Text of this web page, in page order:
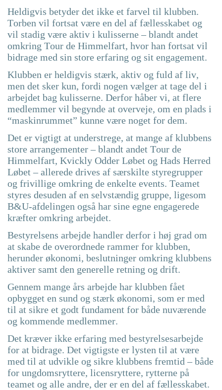
Heldigvis betyder det ikke et farvel til klubben.
Torben vil fortsat være en del af fællesskabet og
vil stadig være aktiv i kulisserne – blandt andet
omkring Tour de Himmelfart, hvor han fortsat vil
bidrage med sin store erfaring og sit engagement.
Klubben er heldigvis stærk, aktiv og fuld af liv,
men det sker kun, fordi nogen vælger at tage del i
arbejdet bag kulisserne. Derfor håber vi, at flere
medlemmer vil begynde at overveje, om en plads i
“maskinrummet” kunne være noget for dem.
Det er vigtigt at understrege, at mange af klubbens
store arrangementer – blandt andet Tour de
Himmelfart, Kvickly Odder Løbet og Hads Herred
Løbet – allerede drives af særskilte styregrupper
og frivillige omkring de enkelte events. Teamet
styres desuden af en selvstændig gruppe, ligesom
B&U-afdelingen også har sine egne engagerede
kræfter omkring arbejdet.
Bestyrelsens arbejde handler derfor i høj grad om
at skabe de overordnede rammer for klubben,
herunder økonomi, beslutninger omkring klubbens
aktiver samt den generelle retning og drift.
Gennem mange års arbejde har klubben fået
opbygget en sund og stærk økonomi, som er med
til at sikre et godt fundament for både nuværende
og kommende medlemmer.
Det kræver ikke erfaring med bestyrelsesarbejde
for at bidrage. Det vigtigste er lysten til at være
med til at udvikle og sikre klubbens fremtid – både
for ungdomsryttere, licensryttere, rytterne på
teamet og alle andre, der er en del af fællesskabet.